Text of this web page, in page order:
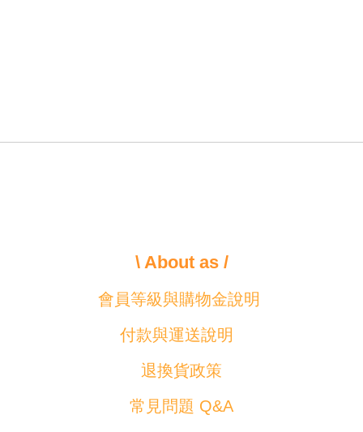
\ About as /
會員等級與購物金說明
付款與運送說明
退換貨政策
常見問題 Q&A